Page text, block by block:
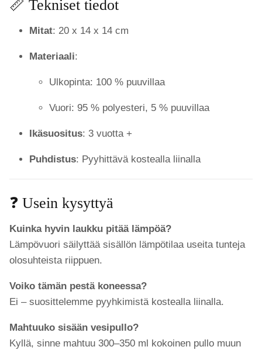
📏 Tekniset tiedot
Mitat: 20 x 14 x 14 cm
Materiaali:
Ulkopinta: 100 % puuvillaa
Vuori: 95 % polyesteri, 5 % puuvillaa
Ikäsuositus: 3 vuotta +
Puhdistus: Pyyhittävä kostealla liinalla
❓ Usein kysyttyä
Kuinka hyvin laukku pitää lämpöä?
Lämpövuori säilyttää sisällön lämpötilaa useita tunteja
olosuhteista riippuen.
Voiko tämän pestä koneessa?
Ei – suosittelemme pyyhkimistä kostealla liinalla.
Mahtuuko sisään vesipullo?
Kyllä, sinne mahtuu 300–350 ml kokoinen pullo muun